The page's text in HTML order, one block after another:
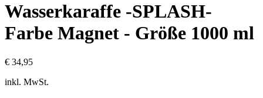
Wasserkaraffe -SPLASH-
Farbe Magnet - Größe 1000 ml
€ 34,95
inkl. MwSt.